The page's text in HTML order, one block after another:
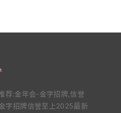
荐:金年会-金字招牌,信誉
字招牌信誉至上2025最新